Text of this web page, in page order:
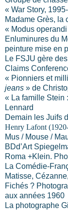
« War Story,
Madame Grès, la
« Modus
Enluminures du
peinture mise en
Le FSJU gère
Claims
« Pionniers et
jeans » de
« La famille Stein
Lennard
Demain les Juifs
Henry Lafont
Mus / Mouse /
BDd’Art
Roma +Klein.
La Comédie-
Matisse,
Fichés ?
aux années 1960
La photographe